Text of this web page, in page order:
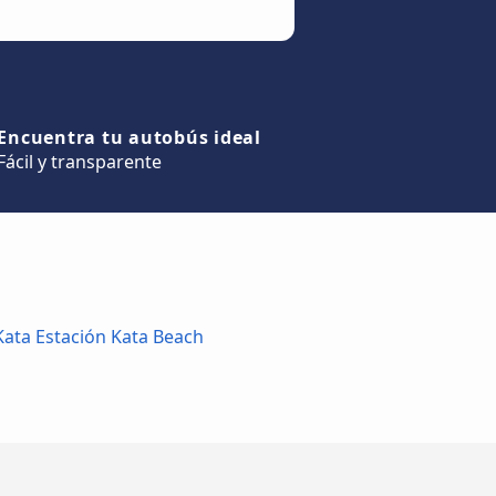
tu autobús ideal
y transparente
Estación Kata Beach